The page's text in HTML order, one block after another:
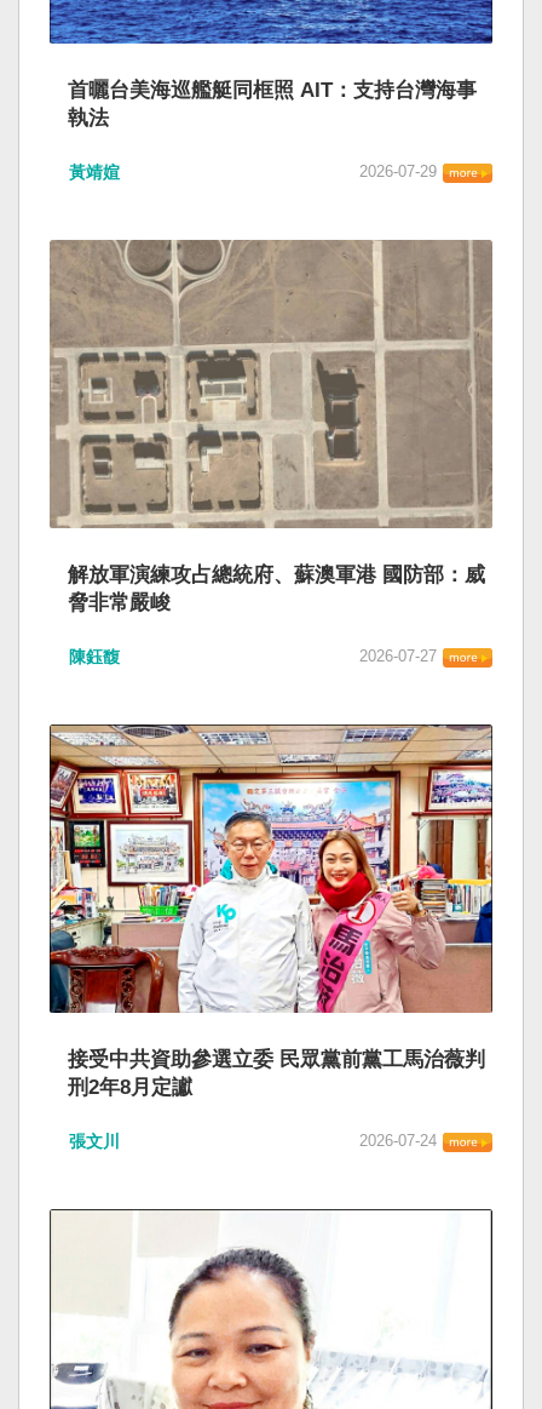
首曬台美海巡艦艇同框照 AIT：支持台灣海事
執法
黃靖媗 2026-07-29
解放軍演練攻占總統府、蘇澳軍港 國防部：威
脅非常嚴峻
陳鈺馥 2026-07-27
接受中共資助參選立委 民眾黨前黨工馬治薇判
刑2年8月定讞
張文川 2026-07-24